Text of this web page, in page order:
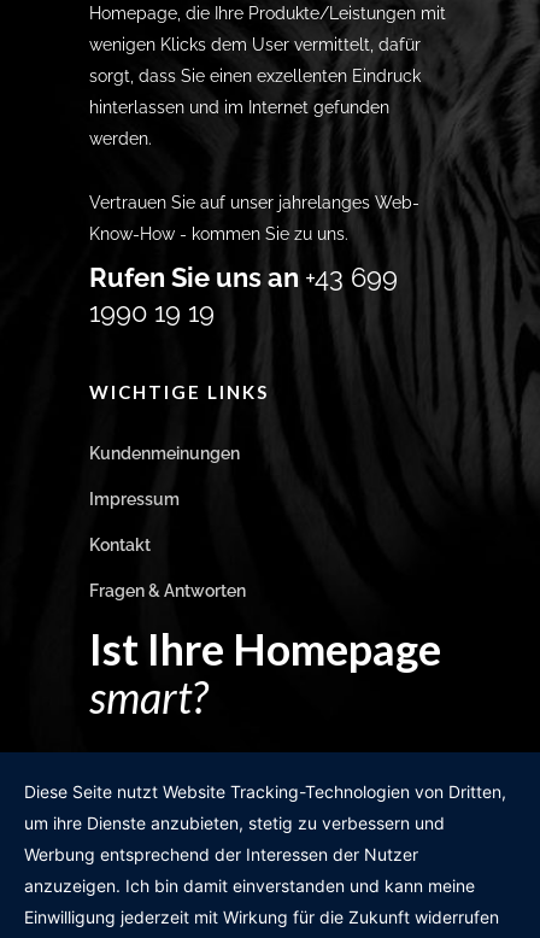
Homepage, die Ihre Produkte/Leistungen mit
wenigen Klicks dem User vermittelt, dafür
sorgt, dass Sie einen exzellenten Eindruck
hinterlassen und im Internet gefunden
werden.
Vertrauen Sie auf unser jahrelanges Web-
Know-How - kommen Sie zu uns.
Rufen Sie uns an +43 699
1990 19 19
WICHTIGE LINKS
Kundenmeinungen
Impressum
Kontakt
Fragen & Antworten
Ist Ihre Homepage
smart?
GRATIS WEBSITE-CHECK
Diese Seite nutzt Website Tracking-Technologien von Dritten,
um ihre Dienste anzubieten, stetig zu verbessern und
Werbung entsprechend der Interessen der Nutzer
anzuzeigen. Ich bin damit einverstanden und kann meine
Einwilligung jederzeit mit Wirkung für die Zukunft widerrufen